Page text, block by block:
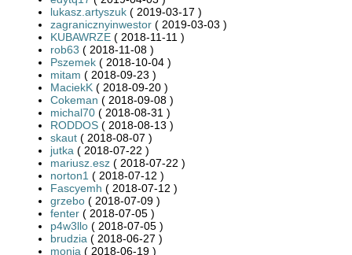
lukasz.artyszuk ( 2019-03-17 )
zagranicznyinwestor ( 2019-03-03 )
KUBAWRZE ( 2018-11-11 )
rob63 ( 2018-11-08 )
Pszemek ( 2018-10-04 )
mitam ( 2018-09-23 )
MaciekK ( 2018-09-20 )
Cokeman ( 2018-09-08 )
michal70 ( 2018-08-31 )
RODDOS ( 2018-08-13 )
skaut ( 2018-08-07 )
jutka ( 2018-07-22 )
mariusz.esz ( 2018-07-22 )
norton1 ( 2018-07-12 )
Fascyemh ( 2018-07-12 )
grzebo ( 2018-07-09 )
fenter ( 2018-07-05 )
p4w3llo ( 2018-07-05 )
brudzia ( 2018-06-27 )
monia ( 2018-06-19 )